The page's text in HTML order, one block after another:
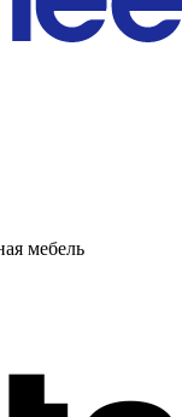
мебель